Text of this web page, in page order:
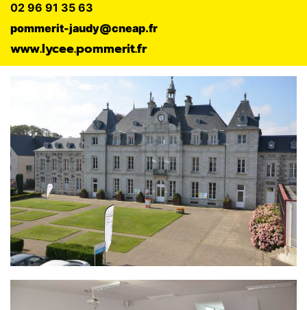
02 96 91 35 63
pommerit-jaudy@cneap.fr
www.lycee.pommerit.fr